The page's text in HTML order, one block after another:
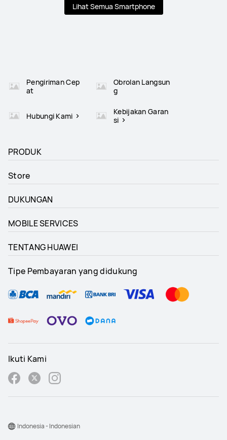
Lihat Semua Smartphone
Pengiriman Cep
at
Obrolan Langsun
g
Hubungi Kami
Kebijakan Garan
si
PRODUK
Store
DUKUNGAN
MOBILE SERVICES
TENTANG HUAWEI
Tipe Pembayaran yang didukung
Ikuti Kami
Indonesia - Indonesian